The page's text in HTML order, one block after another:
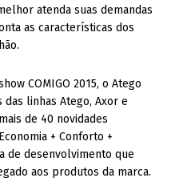
atenda suas demandas
as características dos
COMIGO 2015, o Atego
linhas Atego, Axor e
de 40 novidades
+ Conforto +
de desenvolvimento que
aos produtos da marca.